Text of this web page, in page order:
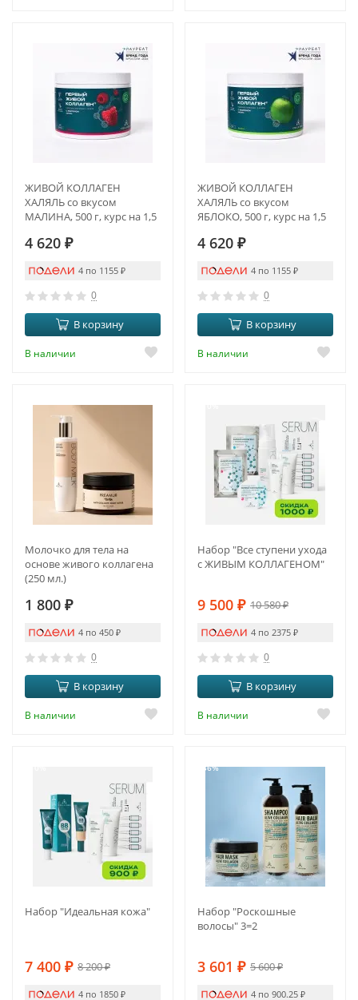
ЖИВОЙ КОЛЛАГЕН
ХАЛЯЛЬ со вкусом
МАЛИНА, 500 г, курс на 1,5
4 620 ₽
4 по 1155 ₽
0
В корзину
В наличии
ЖИВОЙ КОЛЛАГЕН
ХАЛЯЛЬ со вкусом
ЯБЛОКО, 500 г, курс на 1,5
4 620 ₽
4 по 1155 ₽
0
В корзину
В наличии
Молочко для тела на
основе живого коллагена
(250 мл.)
1 800 ₽
4 по 450 ₽
0
В корзину
В наличии
Набор "Все ступени ухода
с ЖИВЫМ КОЛЛАГЕНОМ"
9 500 ₽ 10 580₽
4 по 2375 ₽
0
В корзину
В наличии
Набор "Идеальная кожа"
7 400 ₽ 8 200₽
4 по 1850 ₽
-36%
Набор "Роскошные
волосы" 3=2
3 601 ₽ 5 600₽
4 по 900.25 ₽